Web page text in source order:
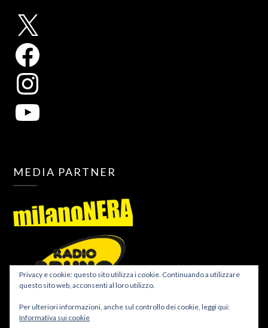
MEDIA PARTNER
Privacy e cookie: questo sito utilizza i cookie. Continuando a utilizzare
questo sito web, acconsenti al loro utilizzo.
Per ulteriori informazioni, anche sul controllo dei cookie, leggi qui:
Informativa sui cookie